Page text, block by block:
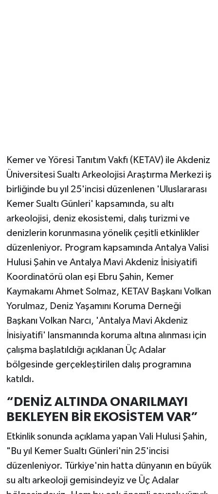
Kemer ve Yöresi Tanıtım Vakfı (KETAV) ile Akdeniz
Üniversitesi Sualtı Arkeolojisi Araştırma Merkezi iş
birliğinde bu yıl 25'incisi düzenlenen 'Uluslararası
Kemer Sualtı Günleri' kapsamında, su altı
arkeolojisi, deniz ekosistemi, dalış turizmi ve
denizlerin korunmasına yönelik çeşitli etkinlikler
düzenleniyor. Program kapsamında Antalya Valisi
Hulusi Şahin ve Antalya Mavi Akdeniz İnisiyatifi
Koordinatörü olan eşi Ebru Şahin, Kemer
Kaymakamı Ahmet Solmaz, KETAV Başkanı Volkan
Yorulmaz, Deniz Yaşamını Koruma Derneği
Başkanı Volkan Narcı, 'Antalya Mavi Akdeniz
İnisiyatifi' lansmanında koruma altına alınması için
çalışma başlatıldığı açıklanan Üç Adalar
bölgesinde gerçekleştirilen dalış programına
katıldı.
“DENİZ ALTINDA ONARILMAYI
BEKLEYEN BİR EKOSİSTEM VAR”
Etkinlik sonunda açıklama yapan Vali Hulusi Şahin,
"Bu yıl Kemer Sualtı Günleri'nin 25'incisi
düzenleniyor. Türkiye'nin hatta dünyanın en büyük
su altı arkeoloji gemisindeyiz ve Üç Adalar